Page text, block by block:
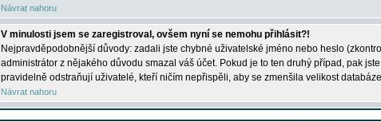
Návrat nahoru
V minulosti jsem se zaregistroval, ovšem nyní se nemohu přihlásit?!
Nejpravděpodobnější důvody: zadali jste chybné uživatelské jméno nebo heslo
administrátor z nějakého důvodu smazal váš účet. Pokud je to ten druhý případ, pak
pravidelně odstraňují uživatelé, kteří ničím nepřispěli, aby se zmenšila velikost
Návrat nahoru